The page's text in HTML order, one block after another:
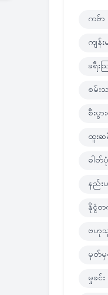
ကဗ်ာ
ကျန်း
ခရီးသ
စမ်း
စီးပွာ
ထူးဆ
ဓါတ်
နည်း
နိုင္ငံ
ဗဟု
မှတ်မှ
မှုခင်း